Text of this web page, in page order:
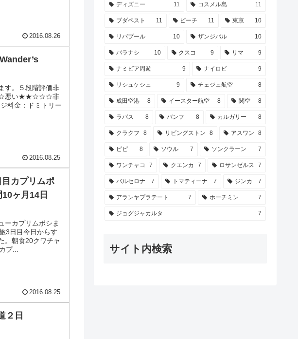
2016.08.26
す。５段階評価非
悪い★★☆☆☆非
料金：ドミトリー
2016.08.25
目カプリムポ
ヶ月14日
ーカプリムポシま
3日目今日からす
。朝食20クワチャ
プ...
2016.08.25
２日
ディズニー 11 コスメル島 11
ブダペスト 11 ビーチ 11 東京 10
リバプール 10 ザンジバル 10
バラナシ 10 クスコ 9 リマ 9
ナミビア周遊 9 ナイロビ 9
リシュケシュ 9 チェジュ航空 8
成田空港 8 イースター航空 8 関空 8
ラパス 8 バンフ 8 カルガリー 8
クラクフ 8 リビングストン 8 アスワン 8
ピピ 8 ソウル 7 ソンクラーン 7
ワンチャコ 7 クエンカ 7 ロサンゼルス 7
バルセロナ 7 トマティーナ 7 ジンカ 7
アランヤプラテート 7 ホーチミン 7
ジョグジャカルタ 7
サイト内検索